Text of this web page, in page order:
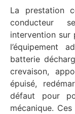
La prestation
conducteur
intervention sur
l’équipement
batterie
crevaison,
épuisé,
défaut pour
mécanique.